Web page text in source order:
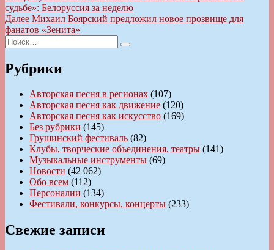
по
записям
запись:
судьбе»: Белоруссия за неделю
Далее Следующая
запись:
Михаил Боярский предложил новое прозвище для
фанатов «Зенита»
Искать:
Поиск
Рубрики
Авторская песня в регионах (107)
Авторская песня как движение (120)
Авторская песня как искусство (169)
Без рубрики (145)
Грушинский фестиваль (82)
Клубы, творческие объединения, театры (141)
Музыкальные инструменты (69)
Новости (42 062)
Обо всем (112)
Персоналии (134)
Фестивали, конкурсы, концерты (233)
Свежие записи